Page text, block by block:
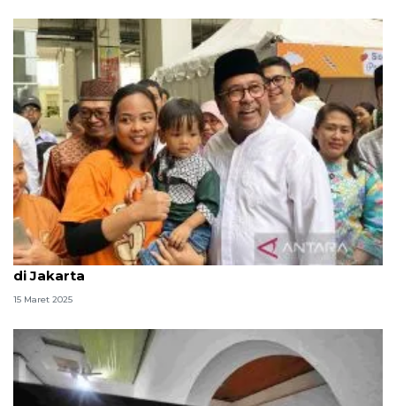
Rano yakin mudik gratis juga mampu tekan inflasi
di Jakarta
15 Maret 2025